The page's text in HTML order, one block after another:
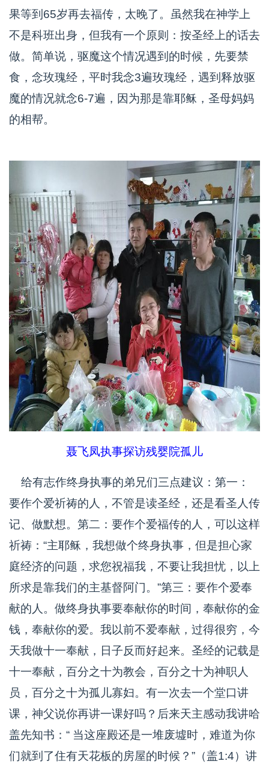
果等到65岁再去福传，太晚了。虽然我在神学上
不是科班出身，但我有一个原则：按圣经上的话去
做。简单说，驱魔这个情况遇到的时候，先要禁
食，念玫瑰经，平时我念3遍玫瑰经，遇到释放驱
魔的情况就念6-7遍，因为那是靠耶稣，圣母妈妈
的相帮。
聂飞凤执事探访残婴院孤儿
给有志作终身执事的弟兄们三点建议：第一：
要作个爱祈祷的人，不管是读圣经，还是看圣人传
记、做默想。第二：要作个爱福传的人，可以这样
祈祷：“主耶稣，我想做个终身执事，但是担心家
庭经济的问题，求您祝福我，不要让我担忧，以上
所求是靠我们的主基督阿门。”第三：要作个爱奉
献的人。做终身执事要奉献你的时间，奉献你的金
钱，奉献你的爱。我以前不爱奉献，过得很穷，今
天我做十一奉献，日子反而好起来。圣经的记载是
十一奉献，百分之十为教会，百分之十为神职人
员，百分之十为孤儿寡妇。有一次去一个堂口讲
课，神父说你再讲一课好吗？后来天主感动我讲哈
盖先知书：“ 当这座殿还是一堆废墟时，难道为你
们就到了住有天花板的房屋的时候？”（盖1:4）讲